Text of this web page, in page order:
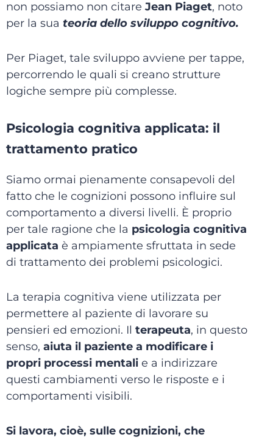
non possiamo non citare Jean Piaget, noto
per la sua teoria dello sviluppo cognitivo.
Per Piaget, tale sviluppo avviene per tappe,
percorrendo le quali si creano strutture
logiche sempre più complesse.
Psicologia cognitiva applicata: il
trattamento pratico
Siamo ormai pienamente consapevoli del
fatto che le cognizioni possono influire sul
comportamento a diversi livelli. È proprio
per tale ragione che la psicologia cognitiva
applicata è ampiamente sfruttata in sede
di trattamento dei problemi psicologici.
La terapia cognitiva viene utilizzata per
permettere al paziente di lavorare su
pensieri ed emozioni. Il terapeuta, in questo
senso, aiuta il paziente a modificare i
propri processi mentali e a indirizzare
questi cambiamenti verso le risposte e i
comportamenti visibili.
Si lavora, cioè, sulle cognizioni, che